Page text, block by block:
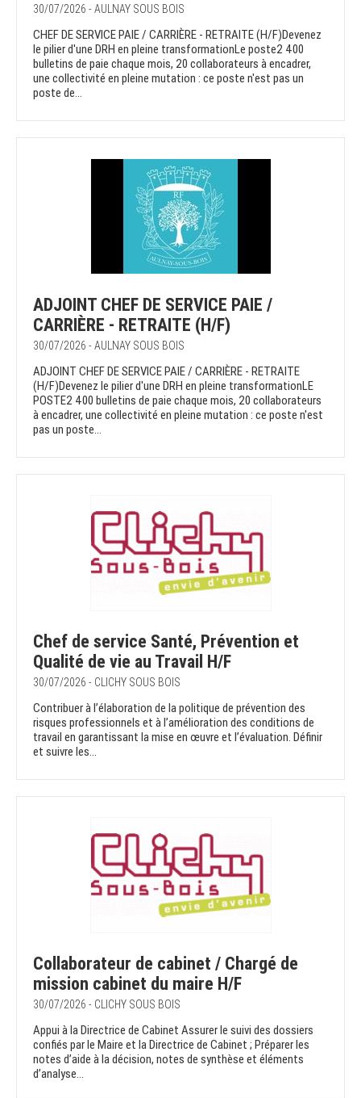
30/07/2026 - AULNAY SOUS BOIS
CHEF DE SERVICE PAIE / CARRIÈRE - RETRAITE (H/F)Devenez
le pilier d'une DRH en pleine transformationLe poste2 400
bulletins de paie chaque mois, 20 collaborateurs à encadrer,
une collectivité en pleine mutation : ce poste n'est pas un
poste de...
ADJOINT CHEF DE SERVICE PAIE /
CARRIÈRE - RETRAITE (H/F)
30/07/2026 - AULNAY SOUS BOIS
ADJOINT CHEF DE SERVICE PAIE / CARRIÈRE - RETRAITE
(H/F)Devenez le pilier d'une DRH en pleine transformationLE
POSTE2 400 bulletins de paie chaque mois, 20 collaborateurs
à encadrer, une collectivité en pleine mutation : ce poste n'est
pas un poste...
Chef de service Santé, Prévention et
Qualité de vie au Travail H/F
30/07/2026 - CLICHY SOUS BOIS
Contribuer à l’élaboration de la politique de prévention des
risques professionnels et à l’amélioration des conditions de
travail en garantissant la mise en œuvre et l’évaluation. Définir
et suivre les...
Collaborateur de cabinet / Chargé de
mission cabinet du maire H/F
30/07/2026 - CLICHY SOUS BOIS
Appui à la Directrice de Cabinet Assurer le suivi des dossiers
confiés par le Maire et la Directrice de Cabinet ; Préparer les
notes d’aide à la décision, notes de synthèse et éléments
d’analyse...